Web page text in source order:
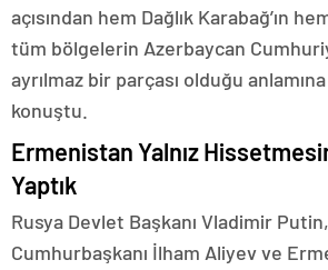
açısından hem Dağlık Karabağ’ın
tüm bölgelerin Azerbaycan
ayrılmaz bir parçası olduğu
konuştu.
Ermenistan Yalnız
Yaptık
Rusya Devlet Başkanı Vladimir
Cumhurbaşkanı İlham Aliyev ve